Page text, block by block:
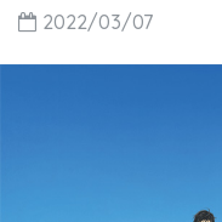
2022/03/07